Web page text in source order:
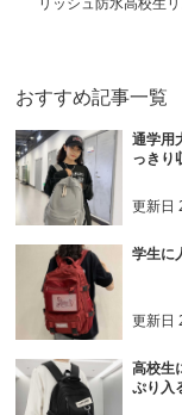
おすすめ記事一覧
通学用
っきり
更新日
学生に
更新日
高校生
ぷり入